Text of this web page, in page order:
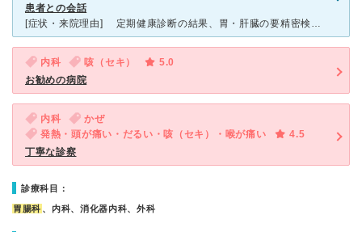
患者との会話
[症状・来院理由] 定期健康診断の結果、胃・肝臓の要精密検査の結果が出て通院。 [医師の診断・治療法] 肝臓の精密検査については、私の生活状況をよく知っているために、必要異常な検査は行わず、
内科 咳（セキ）
5.0
お勧めの病院
内科
かぜ
発熱・頭が痛い・だるい・咳（セキ）・喉が痛い
4.5
丁寧な診察
診療科目：
胃腸科 、内科、消化器内科、外科